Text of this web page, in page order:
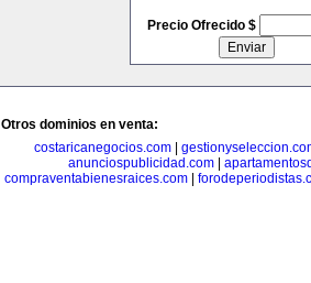
Precio Ofrecido $
Otros dominios en venta:
costaricanegocios.com|
anunciospublicidad.com|
compraventabienesraices.com